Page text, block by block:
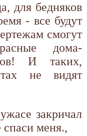
для бедняков
- все будут
смогут
дома-
И таких,
не видят
закричал
меня.,